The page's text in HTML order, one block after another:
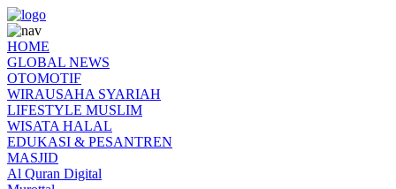
HOME
GLOBAL NEWS
OTOMOTIF
WIRAUSAHA SYARIAH
LIFESTYLE MUSLIM
WISATA HALAL
EDUKASI & PESANTREN
MASJID
Al Quran Digital